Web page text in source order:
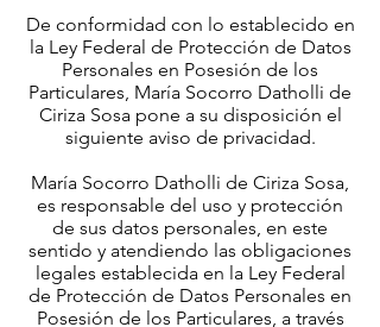
De conformidad con lo establecido en
la Ley Federal de Protección de Datos
Personales en Posesión de los
Particulares, María Socorro Datholli de
Ciriza Sosa pone a su disposición el
siguiente aviso de privacidad.
María Socorro Datholli de Ciriza Sosa,
es responsable del uso y protección
de sus datos personales, en este
sentido y atendiendo las obligaciones
legales establecida en la Ley Federal
de Protección de Datos Personales en
Posesión de los Particulares, a través